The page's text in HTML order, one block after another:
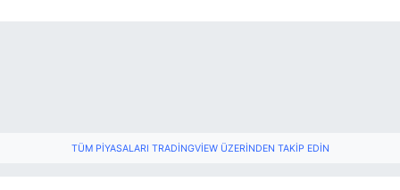
TÜM PIYASALARI TRADINGVIEW ÜZERINDEN TAKIP EDIN